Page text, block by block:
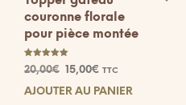
couronne florale
pour pièce montée
Note
5.00
20,00€ Le
initial
15,00€ Le
actuel
TTC
AJOUTER AU PANIER